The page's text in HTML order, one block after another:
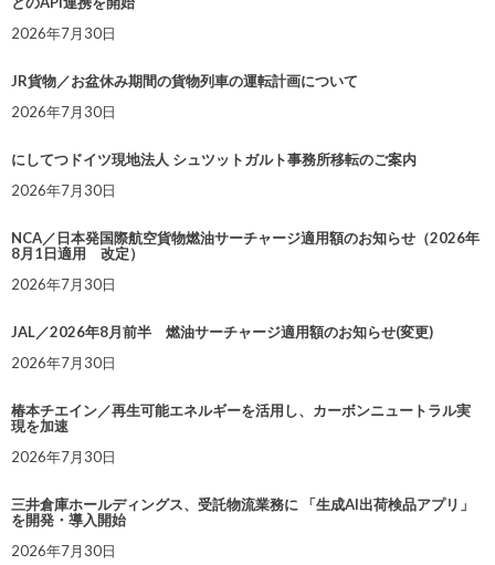
2026年7月30日
JR貨物／お盆休み期間の貨物列車の運転計画について
2026年7月30日
にしてつドイツ現地法人 シュツットガルト事務所移転のご案内
2026年7月30日
NCA／日本発国際航空貨物燃油サーチャージ適用額のお知らせ（2026年
8月1日適用 改定）
2026年7月30日
JAL／2026年8月前半 燃油サーチャージ適用額のお知らせ(変更)
2026年7月30日
椿本チエイン／再生可能エネルギーを活用し、カーボンニュートラル実
現を加速
2026年7月30日
三井倉庫ホールディングス、受託物流業務に 「生成AI出荷検品アプリ」
を開発・導入開始
2026年7月30日